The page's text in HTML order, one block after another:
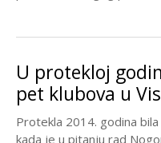
U protekloj
pet klubova u
Protekla 2014. godina
kada je u pitanju rad